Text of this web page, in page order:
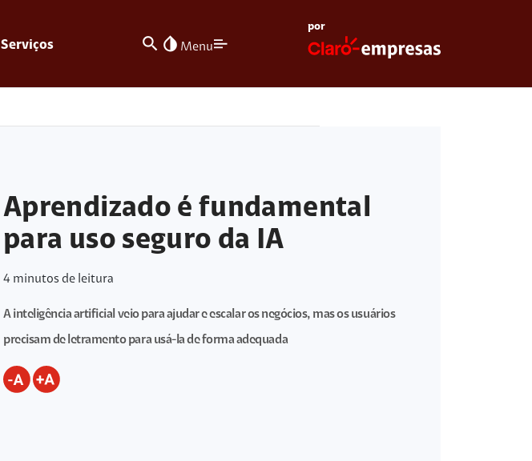
Serviços search invert_colors Menu
por
Aprendizado é fundamental
para uso seguro da IA
4 minutos de leitura
A inteligência artificial veio para ajudar e escalar os negócios, mas os usuários
precisam de letramento para usá-la de forma adequada